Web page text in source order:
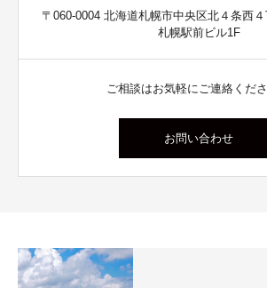
〒060-0004 北海道札幌市中央区北４条西
札幌駅前ビル1F
ご相談はお気軽にご連絡くださ
お問い合わせ